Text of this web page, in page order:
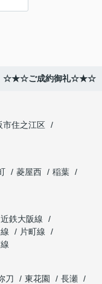
☆★☆ご成約御礼☆★☆
市住之江区
菱屋西
稲葉
近鉄大阪線
片町線
刀 東花園
長瀬